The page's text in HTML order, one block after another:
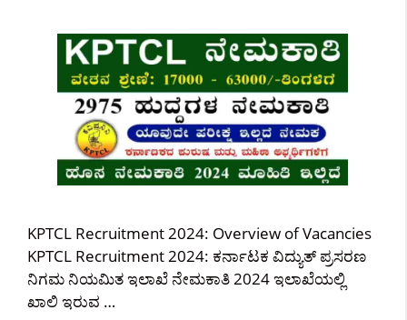
KPTCL Recruitment 2024: Overview of Vacancies
KPTCL Recruitment 2024: ಕರ್ನಾಟಕ ವಿದ್ಯುತ್ ಪ್ರಸರಣ
ನಿಗಮ ನಿಯಮಿತ ಇಲಾಖೆ ನೇಮಕಾತಿ 2024 ಇಲಾಖೆಯಲ್ಲಿ
ಖಾಲಿ ಇರುವ …